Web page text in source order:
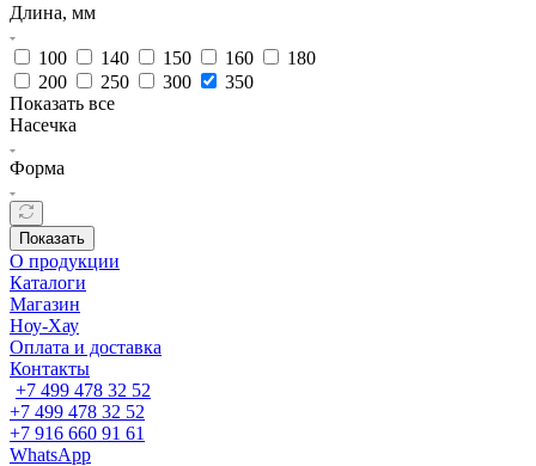
Длина, мм
100 140 150 160
180
200
250 300
350
Показать все
Насечка
Форма
Показать
О продукции
Каталоги
Магазин
Ноу-Хау
Оплата и доставка
Контакты
+7 499 478 32 52
+7 499 478 32 52
+7 916 660 91 61
WhatsApp